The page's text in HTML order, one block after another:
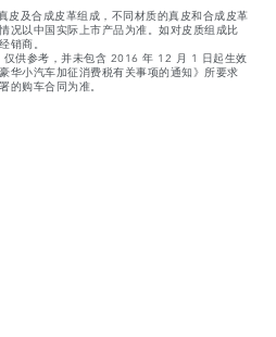
皮及合成皮革组成，不同材质的真皮和合成皮革
况以中国实际上市产品为准。如对皮质组成比
销商。
仅供参考，并未包含 2016 年 12 月 1 日起生效
华小汽车加征消费税有关事项的通知》所要求
的购车合同为准。